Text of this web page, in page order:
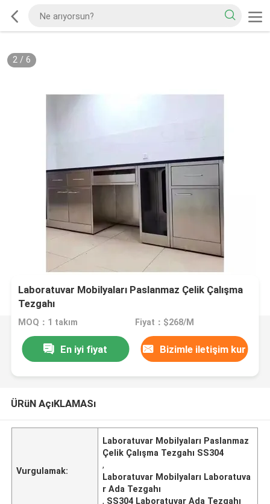
2/ 6
Laboratuvar Mobilyaları Paslanmaz Çelik Çalışma
Tezgahı
MOQ：1 takım Fiyat：$268/M
En iyi fiyat Bizimle iletişim kur
ÜRüN AçıKLAMASı
Vurgulamak:
Laboratuvar Mobilyaları Paslanmaz
Çelik Çalışma Tezgahı SS304
,
Laboratuvar Mobilyaları Laboratuva
r Ada Tezgahı
, SS304 Laboratuvar Ada Tezgahı